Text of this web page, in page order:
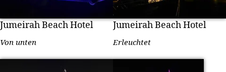
Jumeirah Beach Hotel
Von unten
Jumeirah Beach Hotel
Erleuchtet